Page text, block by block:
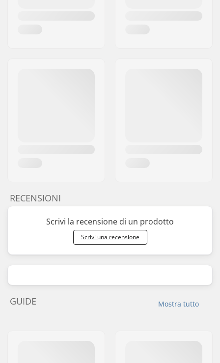
RECENSIONI
Scrivi la recensione di un prodotto
Scrivi una recensione
Mostra tutto
GUIDE